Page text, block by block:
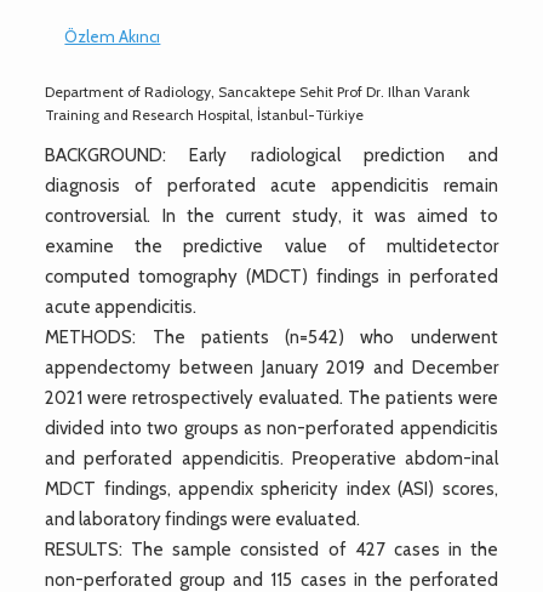
Özlem Akıncı
Department of Radiology, Sancaktepe Sehit Prof Dr. Ilhan Varank
Training and Research Hospital, İstanbul-Türkiye
BACKGROUND: Early radiological prediction and
diagnosis of perforated acute appendicitis remain
controversial. In the current study, it was aimed to
examine the predictive value of multidetector
computed tomography (MDCT) findings in perforated
acute appendicitis.
METHODS: The patients (n=542) who underwent
appendectomy between January 2019 and December
2021 were retrospectively evaluated. The patients were
divided into two groups as non-perforated appendicitis
and perforated appendicitis. Preoperative abdom-inal
MDCT findings, appendix sphericity index (ASI) scores,
and laboratory findings were evaluated.
RESULTS: The sample consisted of 427 cases in the
non-perforated group and 115 cases in the perforated